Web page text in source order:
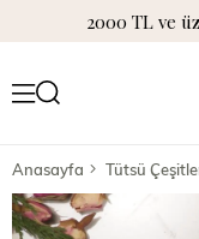
2000 TL ve
Anasayfa Tütsü